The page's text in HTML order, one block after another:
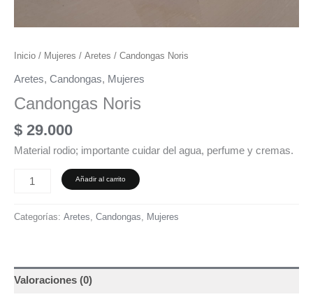
Inicio / Mujeres / Aretes / Candongas Noris
Aretes, Candongas, Mujeres
Candongas Noris
$ 29.000
Material rodio; importante cuidar del agua, perfume y cremas.
Añadir al carrito
Categorías: Aretes, Candongas, Mujeres
Valoraciones (0)